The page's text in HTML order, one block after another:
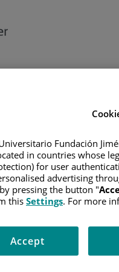
/PATIENT
DE LA LAM/
pero a la vez es el
que son casi idénticos a
bien al paciente y
Fundación
in countries whose
for user
advertising
pressing the button "
thisSettings. For more
Accept